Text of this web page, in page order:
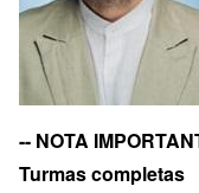
-- NOTA
Turmas completas